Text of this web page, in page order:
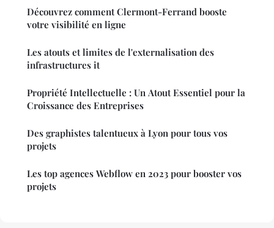
Découvrez comment Clermont-Ferrand booste
votre visibilité en ligne
Les atouts et limites de l'externalisation des
infrastructures it
Propriété Intellectuelle : Un Atout Essentiel pour la
Croissance des Entreprises
Des graphistes talentueux à Lyon pour tous vos
projets
Les top agences Webflow en 2023 pour booster vos
projets